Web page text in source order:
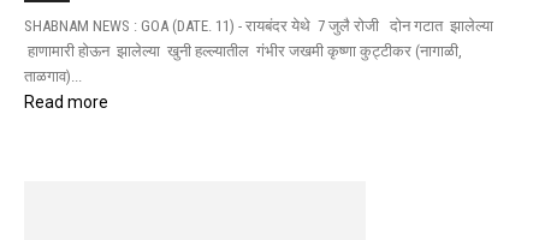
SHABNAM NEWS : GOA (DATE. 11) - रायबंदर येथे 7 जुलै रोजी दोन गटात झालेल्या
हाणामारी होऊन झालेल्या खुनी हल्ल्यातील गंभीर जखमी कृष्णा कुट्टीकर (नागाळी,
ताळगाव)...
Read more